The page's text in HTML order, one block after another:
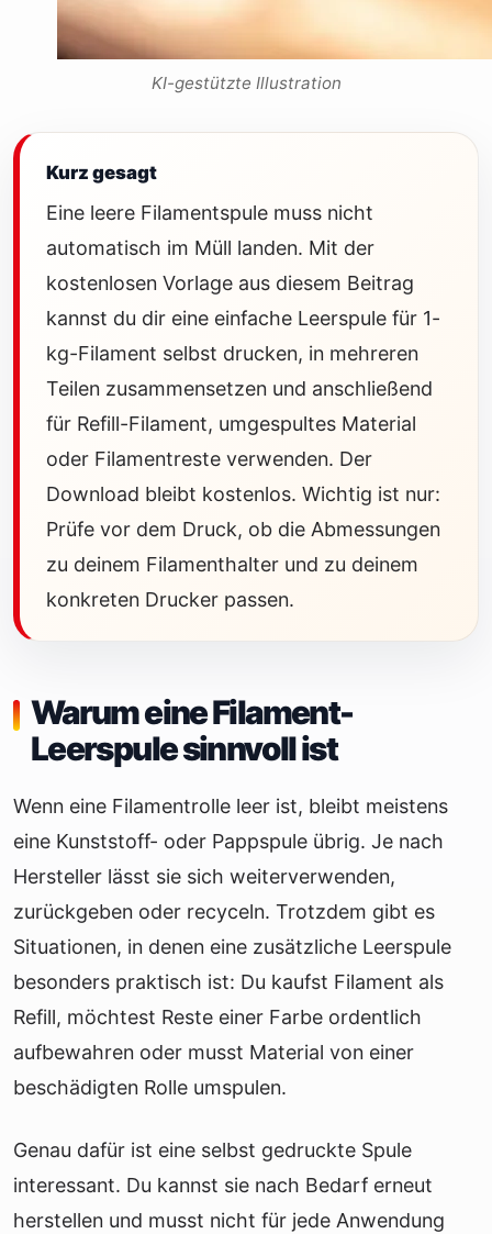
KI-gestützte Illustration
Kurz gesagt
Eine leere Filamentspule muss nicht
automatisch im Müll landen. Mit der
kostenlosen Vorlage aus diesem Beitrag
kannst du dir eine einfache Leerspule für 1-
kg-Filament selbst drucken, in mehreren
Teilen zusammensetzen und anschließend
für Refill-Filament, umgespultes Material
oder Filamentreste verwenden. Der
Download bleibt kostenlos. Wichtig ist nur:
Prüfe vor dem Druck, ob die Abmessungen
zu deinem Filamenthalter und zu deinem
konkreten Drucker passen.
Warum eine Filament-
Leerspule sinnvoll ist
Wenn eine Filamentrolle leer ist, bleibt meistens
eine Kunststoff- oder Pappspule übrig. Je nach
Hersteller lässt sie sich weiterverwenden,
zurückgeben oder recyceln. Trotzdem gibt es
Situationen, in denen eine zusätzliche Leerspule
besonders praktisch ist: Du kaufst Filament als
Refill, möchtest Reste einer Farbe ordentlich
aufbewahren oder musst Material von einer
beschädigten Rolle umspulen.
Genau dafür ist eine selbst gedruckte Spule
interessant. Du kannst sie nach Bedarf erneut
herstellen und musst nicht für jede Anwendung